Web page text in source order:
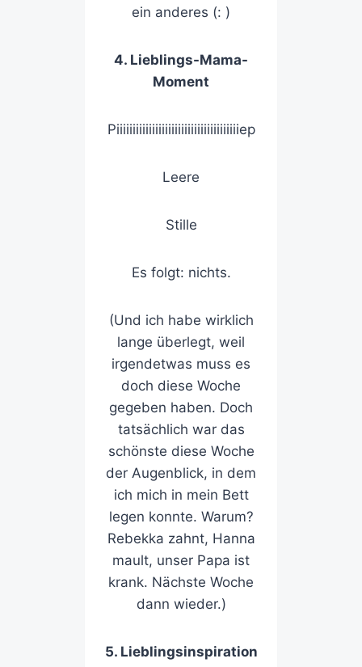
ein anderes (: )
4. Lieblings-Mama-
Moment
Piiiiiiiiiiiiiiiiiiiiiiiiiiiiiiiiiiiiiiep
Leere
Stille
Es folgt: nichts.
(Und ich habe wirklich
lange überlegt, weil
irgendetwas muss es
doch diese Woche
gegeben haben. Doch
tatsächlich war das
schönste diese Woche
der Augenblick, in dem
ich mich in mein Bett
legen konnte. Warum?
Rebekka zahnt, Hanna
mault, unser Papa ist
krank. Nächste Woche
dann wieder.)
5. Lieblingsinspiration